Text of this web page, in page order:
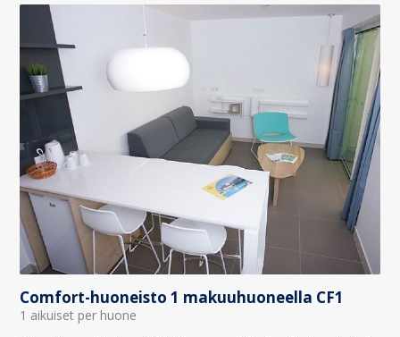
Comfort-huoneisto 1 makuuhuoneella CF1
1 aikuiset per huone